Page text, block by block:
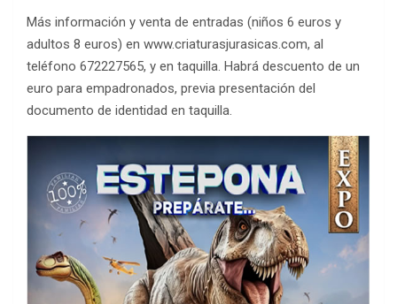
Más información y venta de entradas (niños 6 euros y
adultos 8 euros) en www.criaturasjurasicas.com, al
teléfono 672227565, y en taquilla. Habrá descuento de un
euro para empadronados, previa presentación del
documento de identidad en taquilla.